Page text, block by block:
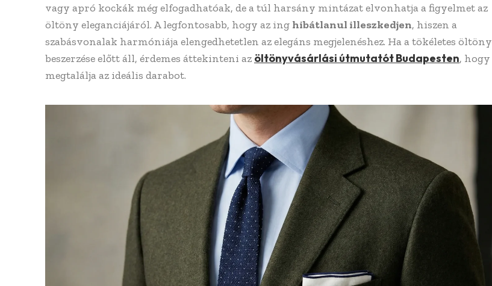
vagy apró kockák még elfogadhatóak, de a túl harsány mintázat elvonhatja a figyelmet az
öltöny eleganciájáról. A legfontosabb, hogy az ing hibátlanul illeszkedjen, hiszen a
szabásvonalak harmóniája elengedhetetlen az elegáns megjelenéshez. Ha a tökéletes öltöny
beszerzése előtt áll, érdemes áttekinteni az öltönyvásárlási útmutatót Budapesten, hogy
megtalálja az ideális darabot.